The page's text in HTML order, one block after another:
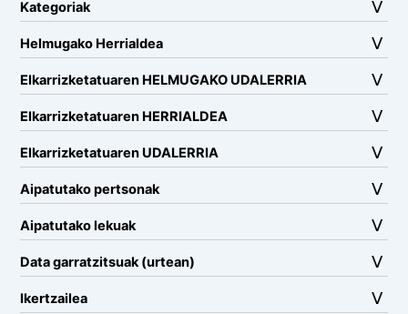
Kategoriak
Helmugako Herrialdea
Elkarrizketatuaren HELMUGAKO UDALERRIA
Elkarrizketatuaren HERRIALDEA
Elkarrizketatuaren UDALERRIA
Aipatutako pertsonak
Aipatutako lekuak
Data garratzitsuak (urtean)
Ikertzailea